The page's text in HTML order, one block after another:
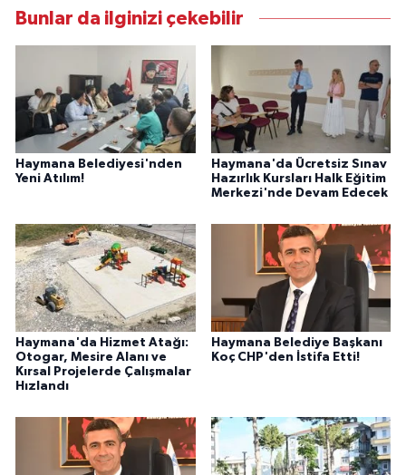
Bunlar da ilginizi çekebilir
Haymana Belediyesi'nden
Yeni Atılım!
Haymana'da Ücretsiz Sınav
Hazırlık Kursları Halk Eğitim
Merkezi'nde Devam Edecek
Haymana'da Hizmet Atağı:
Otogar, Mesire Alanı ve
Kırsal Projelerde Çalışmalar
Hızlandı
Haymana Belediye Başkanı
Koç CHP'den İstifa Etti!